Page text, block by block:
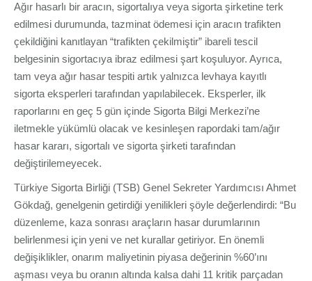
Ağır hasarlı bir aracın, sigortalıya veya sigorta şirketine terk
edilmesi durumunda, tazminat ödemesi için aracın trafikten
çekildiğini kanıtlayan “trafikten çekilmiştir” ibareli tescil
belgesinin sigortacıya ibraz edilmesi şart koşuluyor. Ayrıca,
tam veya ağır hasar tespiti artık yalnızca levhaya kayıtlı
sigorta eksperleri tarafından yapılabilecek. Eksperler, ilk
raporlarını en geç 5 gün içinde Sigorta Bilgi Merkezi’ne
iletmekle yükümlü olacak ve kesinleşen rapordaki tam/ağır
hasar kararı, sigortalı ve sigorta şirketi tarafından
değiştirilemeyecek.
Türkiye Sigorta Birliği (TSB) Genel Sekreter Yardımcısı Ahmet
Gökdağ, genelgenin getirdiği yenilikleri şöyle değerlendirdi: “Bu
düzenleme, kaza sonrası araçların hasar durumlarının
belirlenmesi için yeni ve net kurallar getiriyor. En önemli
değişiklikler, onarım maliyetinin piyasa değerinin %60’ını
aşması veya bu oranın altında kalsa dahi 11 kritik parçadan